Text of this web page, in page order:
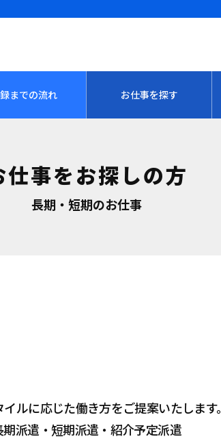
までの流れ お仕事を探す
仕事をお探しの方
長期・短期のお仕事
ルに応じた働き方をご提案いたします。
期派遣・短期派遣・紹介予定派遣